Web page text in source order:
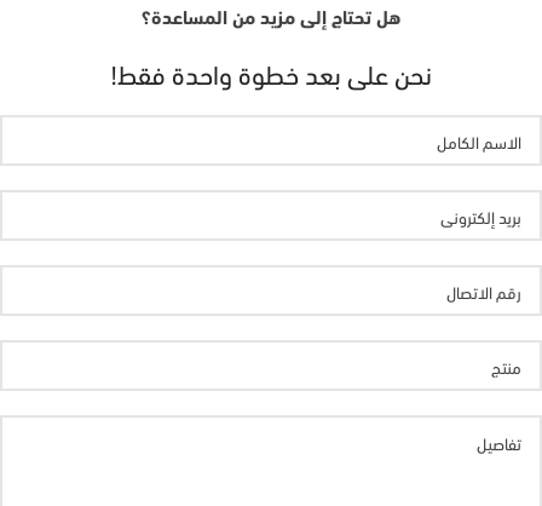
هل تحتاج إلى مزيد من المساعدة؟
نحن على بعد خطوة واحدة فقط!